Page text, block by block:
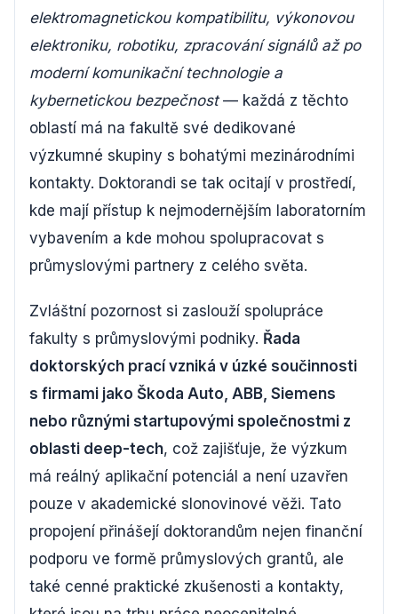
elektromagnetickou kompatibilitu, výkonovou
elektroniku, robotiku, zpracování signálů až po
moderní komunikační technologie a
kybernetickou bezpečnost— každá z těchto
oblastí má na fakultě své dedikované
výzkumné skupiny s bohatými mezinárodními
kontakty. Doktorandi se tak ocitají v prostředí,
kde mají přístup k nejmodernějším laboratorním
vybavením a kde mohou spolupracovat s
průmyslovými partnery z celého světa.
Zvláštní pozornost si zaslouží spolupráce
fakulty s průmyslovými podniky. Řada
doktorských prací vzniká v úzké součinnosti
s firmami jako Škoda Auto, ABB, Siemens
nebo různými startupovými společnostmi z
oblasti deep-tech, což zajišťuje, že výzkum
má reálný aplikační potenciál a není uzavřen
pouze v akademické slonovinové věži. Tato
propojení přinášejí doktorandům nejen finanční
podporu ve formě průmyslových grantů, ale
také cenné praktické zkušenosti a kontakty,